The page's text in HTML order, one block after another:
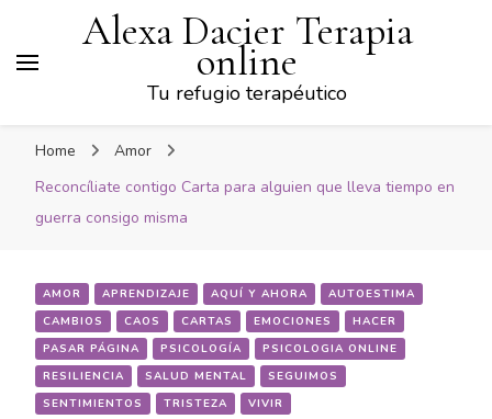
Alexa Dacier Terapia
online
Tu refugio terapéutico
Home
Amor
Reconcíliate contigo Carta para alguien que lleva tiempo en
guerra consigo misma
AMOR APRENDIZAJE AQUÍ Y AHORA
AUTOESTIMA
CAMBIOS
CAOS CARTAS EMOCIONES
HACER
PASAR PÁGINA
PSICOLOGÍA
PSICOLOGIA ONLINE
RESILIENCIA
SALUD MENTAL
SEGUIMOS
SENTIMIENTOS
TRISTEZA VIVIR